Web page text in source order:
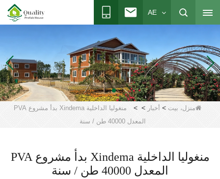
AE
منزل، بيت > أخبار >
>
منغوليا الداخلية Xindema بدأ مشروع PVA
المعدل 40000 طن / سنة
منغوليا الداخلية Xindema بدأ مشروع PVA
المعدل 40000 طن / سنة